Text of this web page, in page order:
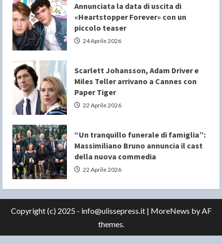
Annunciata la data di uscita di
«Heartstopper Forever» con un
piccolo teaser
24 Aprile 2026
Scarlett Johansson, Adam Driver e
Miles Teller arrivano a Cannes con
Paper Tiger
22 Aprile 2026
“Un tranquillo funerale di famiglia”:
Massimiliano Bruno annuncia il cast
della nuova commedia
22 Aprile 2026
Copyright (c) 2025 - info@ulissepress.it | MoreNews by AF
themes.